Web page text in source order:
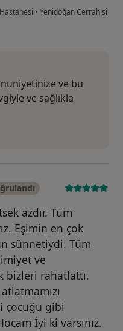
• Yenidoğan Cerrahisi
ve bu
ve sağlıkla
azdır. Tüm
Eşimin en çok
sünnetiydi. Tüm
ve
bizleri rahatlattı.
çocuğu gibi
İyi ki varsınız.